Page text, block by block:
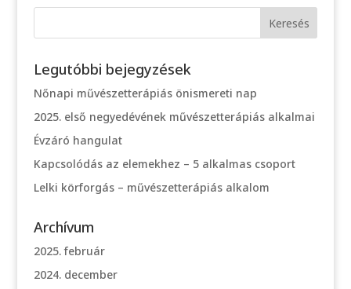
Legutóbbi bejegyzések
Nőnapi művészetterápiás önismereti nap
2025. első negyedévének művészetterápiás alkalmai
Évzáró hangulat
Kapcsolódás az elemekhez – 5 alkalmas csoport
Lelki körforgás – művészetterápiás alkalom
Archívum
2025. február
2024. december